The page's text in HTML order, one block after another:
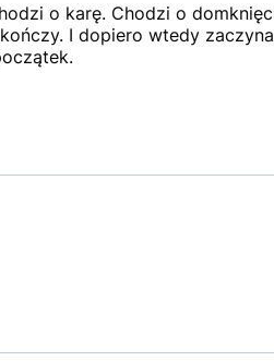
o karę. Chodzi o
I dopiero wtedy